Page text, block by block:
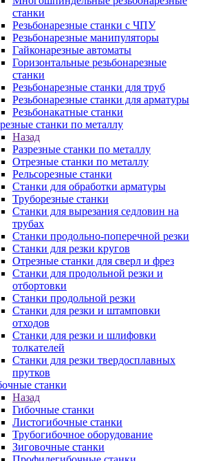
станки
Резьбонарезные станки с ЧПУ
Резьбонарезные манипуляторы
Гайконарезные автоматы
Горизонтальные резьбонарезные
станки
Резьбонарезные станки для труб
Резьбонарезные станки для арматуры
Резьбонакатные станки
станки по металлу
Назад
Разрезные станки по металлу
Отрезные станки по металлу
Рельсорезные станки
Станки для обработки арматуры
Труборезные станки
Станки для вырезания седловин на
трубаx
Станки продольно-поперечной резки
Станки для резки кругов
Отрезные станки для сверл и фрез
Станки для продольной резки и
отбортовки
Станки продольной резки
Станки для резки и штамповки
отходов
Станки для резки и шлифовки
толкателей
Станки для резки твердосплавных
прутков
станки
Назад
Гибочные станки
Листогибочные станки
Трубогибочное оборудование
Зиговочные станки